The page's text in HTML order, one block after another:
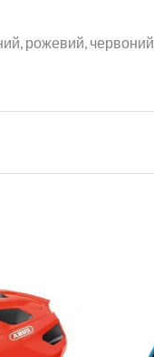
рожевий, червоний
цін:
від
1
870 грн.